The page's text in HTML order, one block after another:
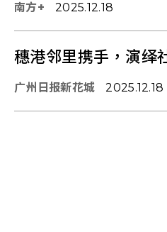
南方+ 2025.12.18
穗港邻里携手，演绎
广州日报新花城 2025.12.18